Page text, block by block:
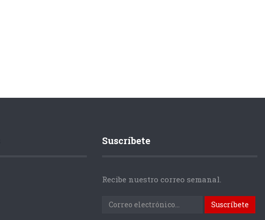
Suscríbete
Recibe nuestro correo semanal.